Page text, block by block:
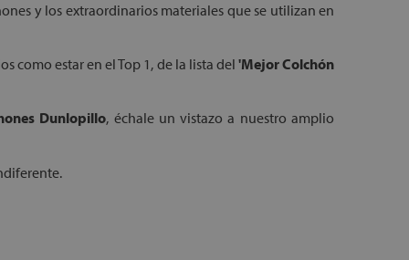
y los extraordinarios materiales que se utilizan en
como estar en el Top 1, de la lista del 'Mejor Colchón
Dunlopillo, échale un vistazo a nuestro amplio